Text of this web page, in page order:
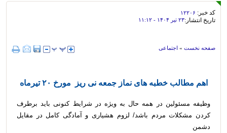
کد خبر: ۱۲۲۰۶
تاریخ انتشار:۲۳ تير ۱۴۰۴ - ۱۱:۱۲
صفحه نخست » اجتماعی
اهم مطالب خطبه های نماز جمعه نی ریز مورخ ۲۰ تیرماه
وظیفه مسئولین در همه حال به ویژه در شرایط کنونی باید برطرف
کردن مشکلات مردم باشد/ لزوم هشیاری و آمادگی کامل در مقایل
دشمن